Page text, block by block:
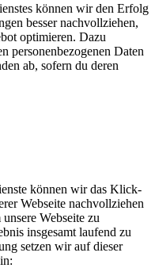
können wir den Erfolg
besser nachvollziehen,
optimieren. Dazu
personenbezogenen Daten
ab, sofern du deren
können wir das Klick-
Webseite nachvollziehen
Webseite zu
insgesamt laufend zu
setzen wir auf dieser